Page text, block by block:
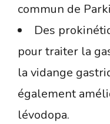
commun de
Des
pour traiter la
la vidange
également
lévodopa.